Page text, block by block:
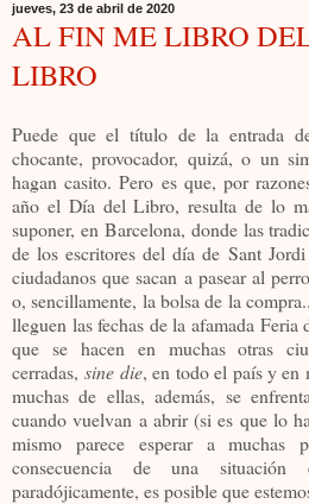
jueves, 23 de abril de 2020
AL FIN ME LIBRO
LIBRO
Puede que el título de la entrada
chocante, provocador, quizá, o un
hagan casito. Pero es que, por
año el Día del Libro, resulta de lo
suponer, en Barcelona, donde las
de los escritores del día de Sant
ciudadanos que sacan a pasear al
o, sencillamente, la bolsa de la
lleguen las fechas de la afamada
que se hacen en muchas otras
cerradas,sine die, en todo el país y en
muchas de ellas, además, se
cuando vuelvan a abrir (si es que lo
mismo parece esperar a muchas
consecuencia de una
paradójicamente, es posible que